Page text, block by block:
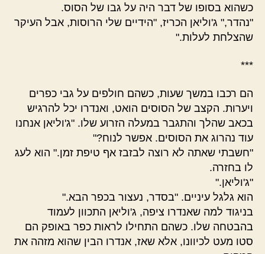
כשהוא בסופו של דבר היה על גבו של הסוס.
"נהדר," ג'וליאן הכריז, "הידיים שלי הרוסות, אבל העיקר
שהצלחת לעלות."
***
הם רכבו במשך שעות, כשהם חולפים על גבי כפרים
ויערות. הקצב של הסוסים הואט, ואנדרו יכל להרגיש
בכאב שהלך והתגבר במעלה הזרוע שלו. "ג'וליאן אנחנו
עוד נהרוג את הסוסים. אפשר לנוח?"
"חשבתי שאתה לא רוצה לבזבז אף טיפת זמן." הוא לעג
לו בחזרה.
"ג'וליאן."
הוא גלגל עיניים. "בסדר, נעצור בכפר הבא."
בניגוד למה שאנדרו ציפה, ג'וליאן התכוון לעמוד
בהבטחה שלו. כשהם התחילו לראות כפר באופק הם
סטו מעט לכיוונו, אלא שאז, אנדרו הבין שהוא מזהה את